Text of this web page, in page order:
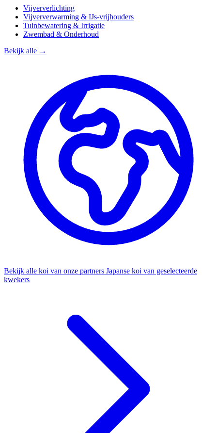
Vijververlichting
Vijververwarming & IJs-vrijhouders
Tuinbewatering & Irrigatie
Zwembad & Onderhoud
Bekijk alle →
Bekijk alle koi van onze partners Japanse koi van geselecteerde
kwekers